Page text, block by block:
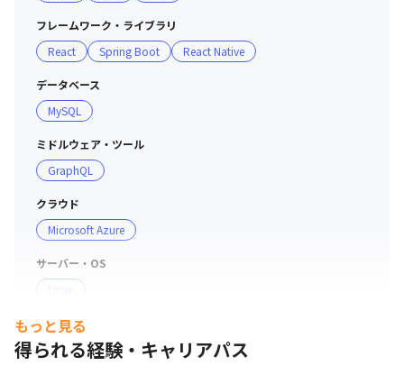
フレームワーク・ライブラリ
React
Spring Boot React Native
データベース
MySQL
ミドルウェア・ツール
GraphQL
クラウド
Microsoft Azure
サーバー・OS
Linux
プロジェクト管理
GitHub
もっと見る
得られる経験・キャリアパス